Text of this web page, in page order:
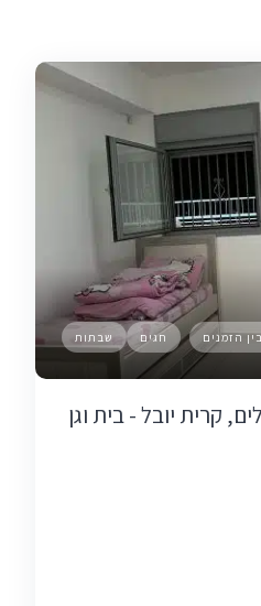
הזמנים חגים שבתות
קרית יובל - בית וגן